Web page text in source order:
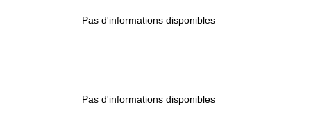
Pas d'informations disponibles
Pas d'informations disponibles